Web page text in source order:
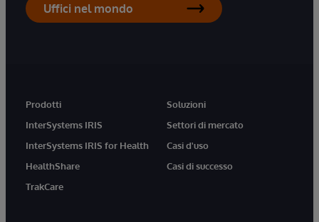
Uffici nel mondo
Prodotti
InterSystems IRIS
InterSystems IRIS for Health
HealthShare
TrakCare
Soluzioni
Settori di mercato
Casi d'uso
Casi di successo